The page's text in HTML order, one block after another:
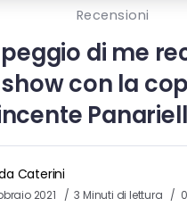
Recensioni
peggio di me
con la
Caterini
2021 3 Minuti di lettura